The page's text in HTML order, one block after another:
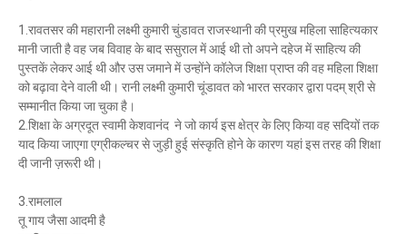
1.रावतसर की महारानी लक्ष्मी कुमारी चुंडावत राजस्थानी की प्रमुख महिला साहित्यकार
मानी जाती है वह जब विवाह के बाद ससुराल में आई थी तो अपने दहेज में साहित्य की
पुस्तकें लेकर आई थी और उस जमाने में उन्होंने कॉलेज शिक्षा प्राप्त की वह महिला शिक्षा
को बढ़ावा देने वाली थी। रानी लक्ष्मी कुमारी चूंडावत को भारत सरकार द्वारा पदम् श्री से
सम्मानीत किया जा चुका है।
2.शिक्षा के अग्रदूत स्वामी केशवानंद ने जो कार्य इस क्षेत्र के लिए किया वह सदियों तक
याद किया जाएगा एग्रीकल्चर से जुड़ी हुई संस्कृति होने के कारण यहां इस तरह की शिक्षा
दी जानी ज़रूरी थी।
3.रामलाल
तू गाय जैसा आदमी है